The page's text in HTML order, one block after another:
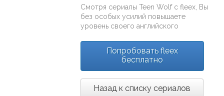
Смотря сериалыTeen Wolfсfleex , Вы
без особых усилий повышаете
уровень своего английского
Попробовать fleex
бесплатно
Назад к списку сериалов